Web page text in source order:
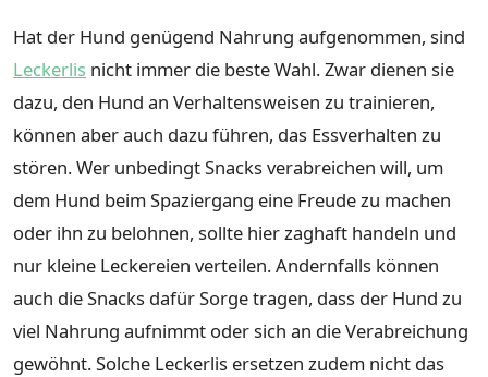
Hat der Hund genügend Nahrung aufgenommen, sind
Leckerlis nicht immer die beste Wahl. Zwar dienen sie
dazu, den Hund an Verhaltensweisen zu trainieren,
können aber auch dazu führen, das Essverhalten zu
stören. Wer unbedingt Snacks verabreichen will, um
dem Hund beim Spaziergang eine Freude zu machen
oder ihn zu belohnen, sollte hier zaghaft handeln und
nur kleine Leckereien verteilen. Andernfalls können
auch die Snacks dafür Sorge tragen, dass der Hund zu
viel Nahrung aufnimmt oder sich an die Verabreichung
gewöhnt. Solche Leckerlis ersetzen zudem nicht das